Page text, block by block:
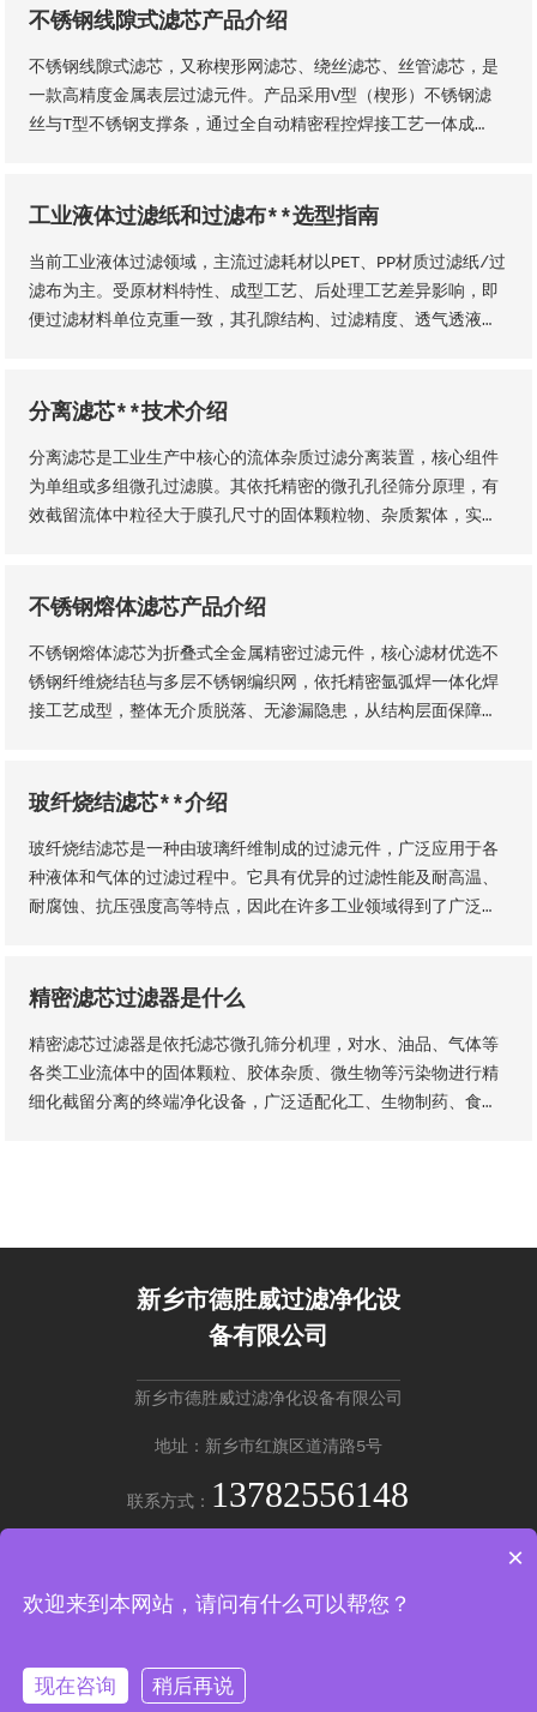
不锈钢线隙式滤芯产品介绍
不锈钢线隙式滤芯，又称楔形网滤芯、绕丝滤芯​、丝管滤芯，是
一款高精度金属表层过滤元件。产品采用V型（楔形）不锈钢滤
丝与T型不锈钢支撑条，通过全自动精密程控焊接工艺一体成
异型滤芯等多种结构，且支持滤缝规格、丝径尺寸等核心参数个
润、过滤精度稳定、机械强度高、经久耐用等核心品质优势。
工业液体过滤纸和过滤布**选型指南
当前工业液体过滤领域，主流过滤耗材以PET、PP材质过滤纸/过
滤布为主。受原材料特性、成型工艺、后处理工艺差异影响，即
便过滤材料单位克重一致，其孔隙结构、过滤精度、透气透液性
况，依托**技术维度精准选型，具体选型标准与实施方法如下
分离滤芯**技术介绍
分离滤芯是工业生产中核心的流体杂质过滤分离装置，核心组件
为单组或多组微孔过滤膜。其依托精密的微孔孔径筛分原理，有
效截留流体中粒径大于膜孔尺寸的固体颗粒物、杂质絮体，实现
工、石油、钢铁、矿山等各类工业场景，为工业化稳定生产、产
不锈钢熔体滤芯产品介绍
不锈钢熔体滤芯为折叠式全金属精密过滤元件，核心滤材优选不
锈钢纤维烧结毡与多层不锈钢编织网，依托精密氩弧焊一体化焊
接工艺成型，整体无介质脱落、无渗漏隐患，从结构层面保障了
玻纤烧结滤芯**介绍
玻纤烧结滤芯是一种由玻璃纤维制成的过滤元件，广泛应用于各
种液体和气体的过滤过程中。它具有优异的过滤性能及耐高温、
耐腐蚀、抗压强度高等特点，因此在许多工业领域得到了广泛的
精密滤芯过滤器是什么
精密滤芯过滤器是依托滤芯微孔筛分机理，对水、油品、气体等
各类工业流体中的固体颗粒、胶体杂质、微生物等污染物进行精
细化截留分离的终端净化设备，广泛适配化工、生物制药、食品
新乡市德胜威过滤净化设
备有限公司
新乡市德胜威过滤净化设备有限公司
地址：新乡市红旗区道清路5号
联系方式： 13782556148
37号-2
×
欢迎来到本网站，请问有什么可以帮您？
现在咨询 稍后再说